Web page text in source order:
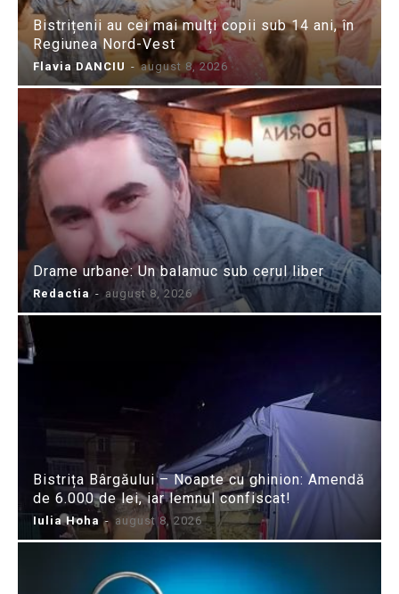
Bistrițenii au cei mai mulți copii sub 14 ani, în
Regiunea Nord-Vest
Flavia DANCIU - august 8, 2026
Drame urbane: Un balamuc sub cerul liber
Redactia - august 8, 2026
Bistrița Bârgăului – Noapte cu ghinion: Amendă
de 6.000 de lei, iar lemnul confiscat!
Iulia Hoha - august 8, 2026